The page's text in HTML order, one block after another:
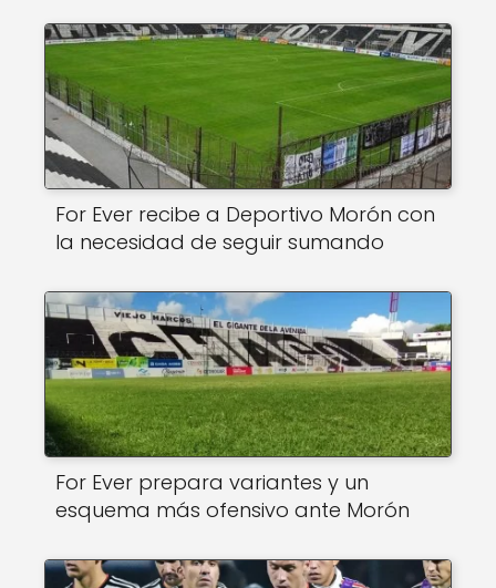
For Ever recibe a Deportivo Morón con
la necesidad de seguir sumando
For Ever prepara variantes y un
esquema más ofensivo ante Morón